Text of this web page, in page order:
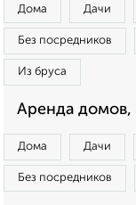
Дома Дачи
Без посредников
Из бруса
Аренда домов,
Дома Дачи
Без посредников